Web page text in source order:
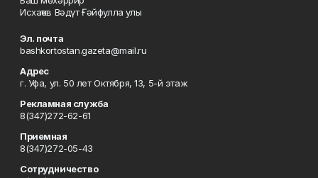
Исхаҡов Вәдүт Ғәйфулла улы
Эл. почта
bashkortostan.gazeta@mail.ru
Адрес
г. Уфа, ул. 50 лет Октября, 13, 5-й этаж
Рекламная служба
8(347)272-62-61
Приемная
8(347)272-05-43
Сотрудничество